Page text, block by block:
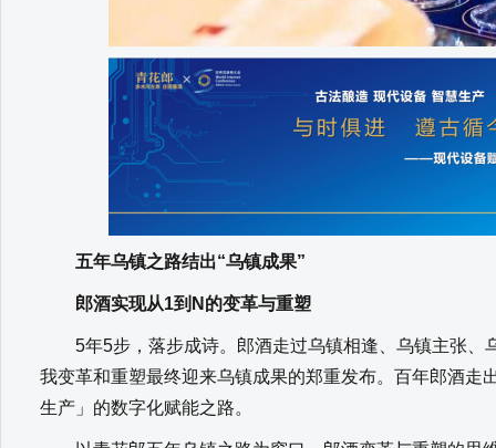
五年乌镇之路结出“乌镇成果”
郎酒实现从1到N的变革与重塑
5年5步，落步成诗。郎酒走过乌镇相逢、乌镇主张、
我变革和重塑最终迎来乌镇成果的郑重发布。百年郎酒走
生产」的数字化赋能之路。